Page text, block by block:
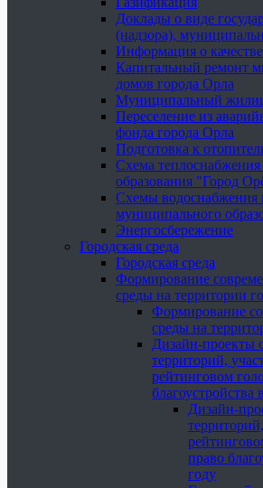
Доклады о виде
(надзора),
Информация о
Капитальный ремонт
домов города Орла
Муниципальный
Переселение из
фонда города Орла
Подготовка к
Схема
образования "Город
Схемы водоснабжения
муниципального
Энергосбережение
Городская среда
Городская среда
Формирование
среды на территории
Формирование
среды на
Дизайн-проекты
территорий,
рейтинговом
благоустройства
Дизайн-
право
году